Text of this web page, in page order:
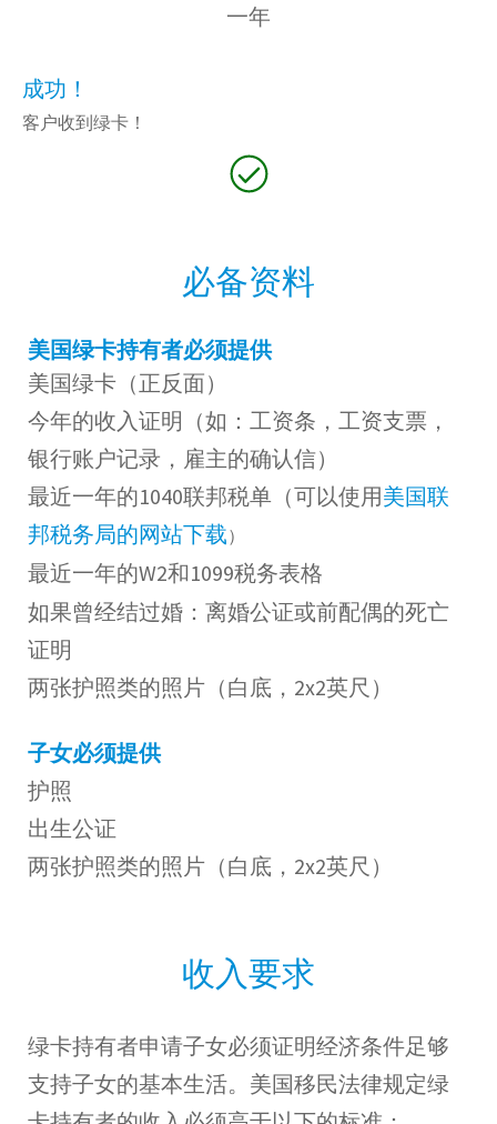
一年
成功！
客户收到绿卡！
必备资料
美国绿卡持有者必须提供
美国绿卡（正反面）
今年的收入证明（如：工资条，工资支票，
银行账户记录，雇主的确认信）
最近一年的1040联邦税单（可以使用美国联
邦税务局的网站下载）
最近一年的W2和1099税务表格
如果曾经结过婚：离婚公证或前配偶的死亡
证明
两张护照类的照片（白底，2x2英尺）
子女必须提供
护照
出生公证
两张护照类的照片（白底，2x2英尺）
收入要求
绿卡持有者申请子女必须证明经济条件足够
支持子女的基本生活。美国移民法律规定绿